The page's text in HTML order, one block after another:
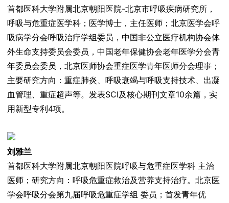
首都医科大学附属北京朝阳医院-北京市呼吸疾病研究所，
呼吸与危重症医学科；医学博士，主任医师；北京医学会呼
吸病学分会呼吸治疗学组委员，中国非公立医疗机构协会体
外生命支持委员会委员，中国老年保健协会老年医学分会青
年委员会委员，北京医师协会重症医学青年医师分会理事；
主要研究方向：重症肺炎、呼吸衰竭与呼吸支持技术、出凝
血管理、重症超声等。发表SCI及核心期刊文章10余篇，实
用新型专利4项。
刘雅兰
首都医科大学附属北京朝阳医院呼吸与危重症医学科 主治
医师；研究方向：呼吸危重症救治及营养支持治疗。北京医
学会呼吸分会第九届呼吸危重症学组 委员；首发青年优